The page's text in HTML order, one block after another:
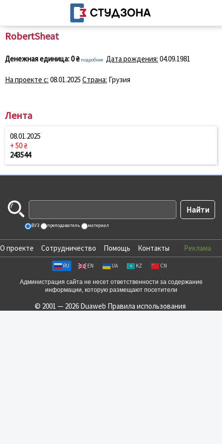
RobertSheat
Денежная единица:0 ₴ подробнее Дата рождения: 04.09.1981
На проекте с: 08.01.2025 Страна: Грузия
Лента
08.01.2025
+ 50 ₴
243544
ВУЗ преподаватель материал
О проекте Сотрудничество Помощь Контакты Реклама
RU EN UA KZ CN
Администрация сайта не несет ответственности за содержание
информации, которую размещают посетители
© 2001 — 2026 Duaweb Правила использования